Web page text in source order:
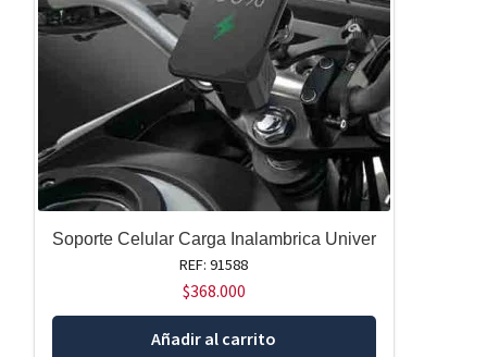
Soporte Celular Carga Inalambrica Univer
REF: 91588
$368.000
Añadir al carrito